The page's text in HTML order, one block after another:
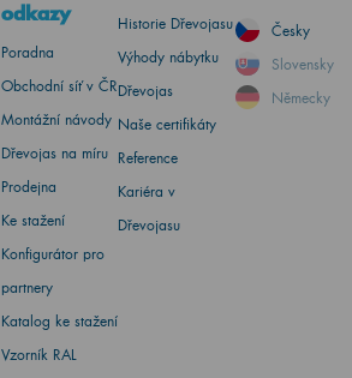
odkazy
Poradna
Obchodní síť v ČR
Montážní návody
Dřevojas na míru
Prodejna
Ke stažení
Konfigurátor pro
partnery
Katalog ke stažení
Vzorník RAL
Historie Dřevojasu
Výhody nábytku
Dřevojas
Naše certifikáty
Reference
Kariéra v
Dřevojasu
Česky
Slovensky
Německy